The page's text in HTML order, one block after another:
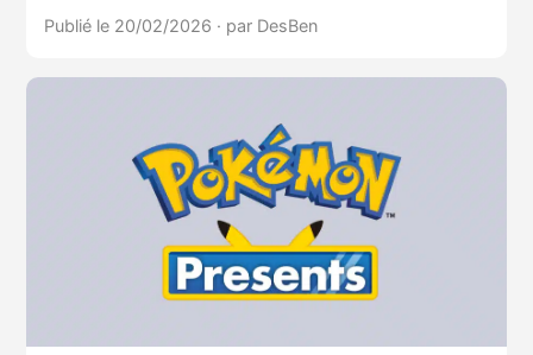
Publié le 20/02/2026 · par DesBen